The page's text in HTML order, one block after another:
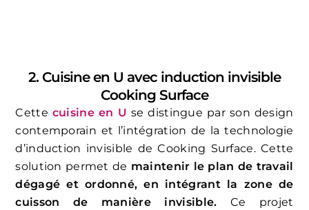
2. Cuisine en U avec induction invisible
Cooking Surface
Cette cuisine en U se distingue par son design
contemporain et l’intégration de la technologie
d’induction invisible de Cooking Surface. Cette
solution permet de maintenir le plan de travail
dégagé et ordonné, en intégrant la zone de
cuisson de manière invisible. Ce projet